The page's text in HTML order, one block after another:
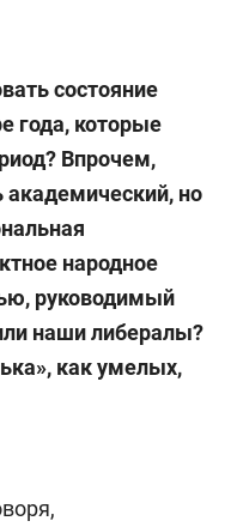
состояние
года, которые
Впрочем,
академический, но
народное
руководимый
наши либералы?
как умелых,